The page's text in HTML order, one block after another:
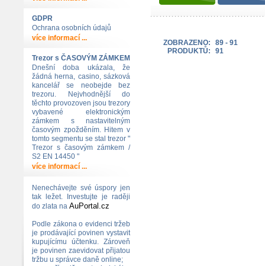
GDPR
Ochrana osobních údajů
více informací ...
Trezor s ČASOVÝM ZÁMKEM
Dnešní doba ukázala, že
žádná herna, casino, sázková
kancelář se neobejde bez
trezoru. Nejvhodnější do
těchto provozoven jsou trezory
vybavené elektronickým
zámkem s nastavitelným
časovým zpožděním. Hitem v
tomto segmentu se stal trezor "
Trezor s časovým zámkem /
S2 EN 14450 "
více informací ...
Nenechávejte své úspory jen
tak ležet. Investujte je raději
do zlata na AuPortal.cz
Podle zákona o evidenci tržeb
je prodávající povinen vystavit
kupujícímu účtenku. Zároveň
je povinen zaevidovat přijatou
tržbu u správce daně online;
ZOBRAZENO:
PRODUKTŮ:
89 - 91
91